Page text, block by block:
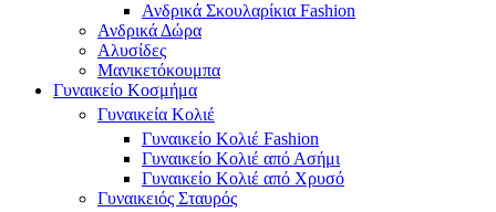
Ανδρικά Σκουλαρίκια Fashion
Ανδρικά Δώρα
Αλυσίδες
Μανικετόκουμπα
Γυναικείο Κοσμήμα
Γυναικεία Κολιέ
Γυναικείο Κολιέ Fashion
Γυναικείο Κολιέ από Ασήμι
Γυναικείο Κολιέ από Χρυσό
Γυναικειός Σταυρός